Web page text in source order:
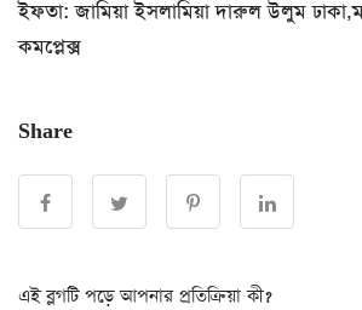
ইফতা: জামিয়া ইসলামিয়া দারুল উলুম
কমপ্লেক্স
Share
এই ব্লগটি পড়ে আপনার প্রতিক্রিয়া কী?